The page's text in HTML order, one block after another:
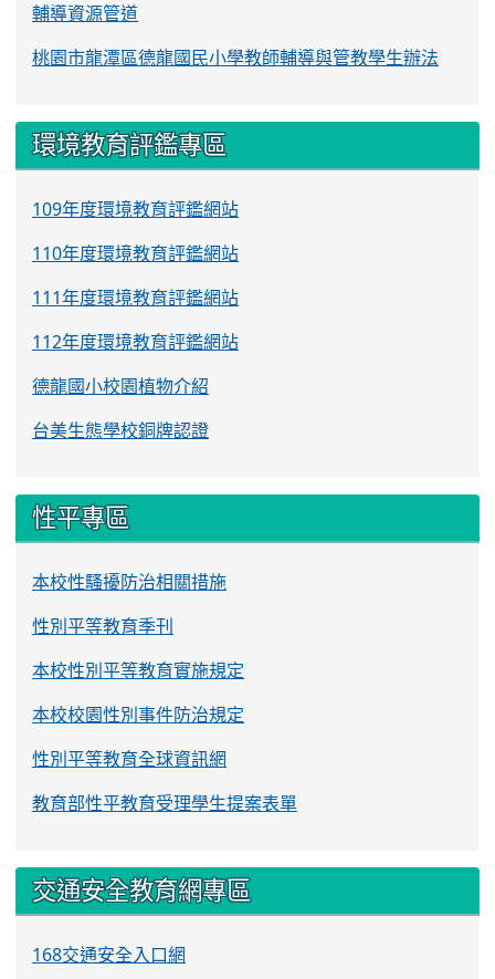
輔導資源管道
桃園市龍潭區德龍國民小學教師輔導與管教學生辦法
環境教育評鑑專區
109年度環境教育評鑑網站
110年度環境教育評鑑網站
111年度環境教育評鑑網站
112年度環境教育評鑑網站
德龍國小校園植物介紹
台美生態學校銅牌認證
性平專區
本校性騷擾防治相關措施
性別平等教育季刊
本校性別平等教育實施規定
本校校園性別事件防治規定
性別平等教育全球資訊網
教育部性平教育受理學生提案表單
交通安全教育網專區
168交通安全入口網